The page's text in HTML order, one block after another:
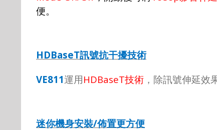
便。
HDBaseT訊號抗干擾技術
VE811運用 HDBaseT技術 ，除訊號伸延效
迷你機身安裝/佈置更方便